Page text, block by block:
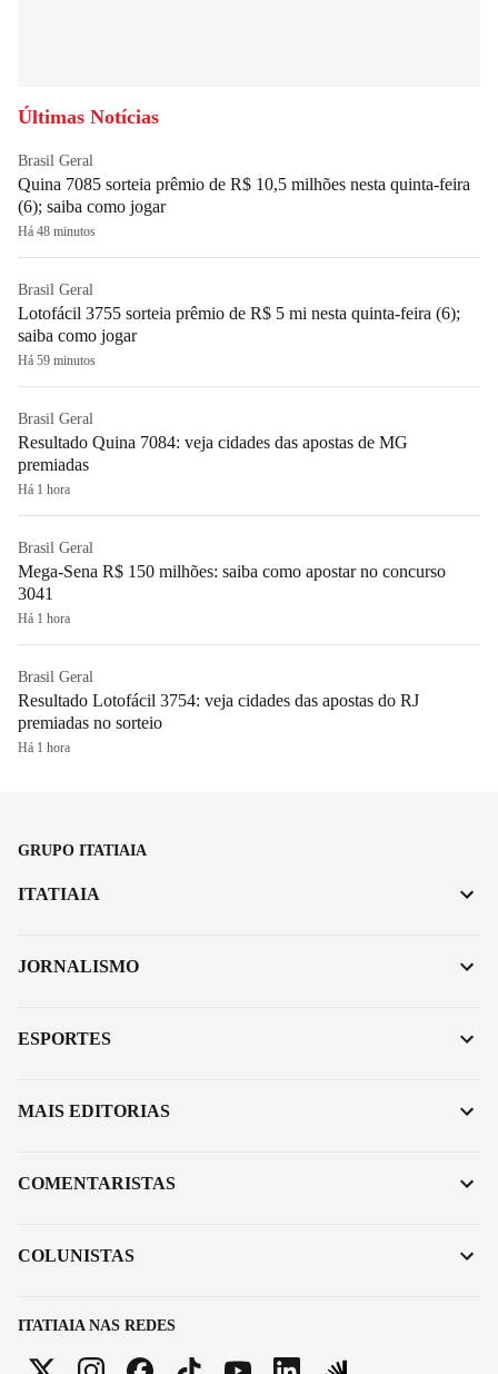
Últimas Notícias
Brasil Geral
Quina 7085 sorteia prêmio de R$ 10,5 milhões nesta quinta-feira
(6); saiba como jogar
Há 48 minutos
Brasil Geral
Lotofácil 3755 sorteia prêmio de R$ 5 mi nesta quinta-feira (6);
saiba como jogar
Há 59 minutos
Brasil Geral
Resultado Quina 7084: veja cidades das apostas de MG
premiadas
Há 1 hora
Brasil Geral
Mega-Sena R$ 150 milhões: saiba como apostar no concurso
3041
Há 1 hora
Brasil Geral
Resultado Lotofácil 3754: veja cidades das apostas do RJ
premiadas no sorteio
Há 1 hora
GRUPO ITATIAIA
ITATIAIA NAS REDES
ITATIAIA
JORNALISMO
ESPORTES
MAIS EDITORIAS
COMENTARISTAS
COLUNISTAS